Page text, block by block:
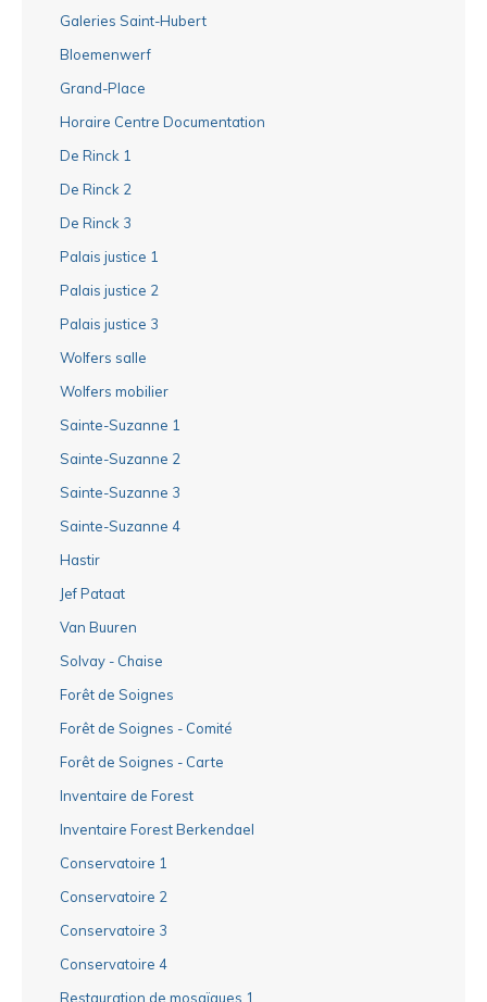
Galeries Saint-Hubert
Bloemenwerf
Grand-Place
Horaire Centre Documentation
De Rinck 1
De Rinck 2
De Rinck 3
Palais justice 1
Palais justice 2
Palais justice 3
Wolfers salle
Wolfers mobilier
Sainte-Suzanne 1
Sainte-Suzanne 2
Sainte-Suzanne 3
Sainte-Suzanne 4
Hastir
Jef Pataat
Van Buuren
Solvay - Chaise
Forêt de Soignes
Forêt de Soignes - Comité
Forêt de Soignes - Carte
Inventaire de Forest
Inventaire Forest Berkendael
Conservatoire 1
Conservatoire 2
Conservatoire 3
Conservatoire 4
Restauration de mosaïques 1